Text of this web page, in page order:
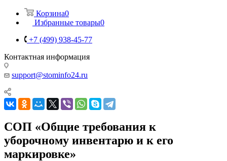
Корзина0
Избранные товары0
+7 (499) 938-45-77
Контактная информация
support@stominfo24.ru
СОП «Общие требования к
уборочному инвентарю и к его
маркировке»